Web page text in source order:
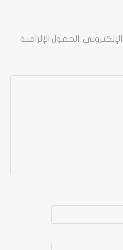
الحقول الإلزامية